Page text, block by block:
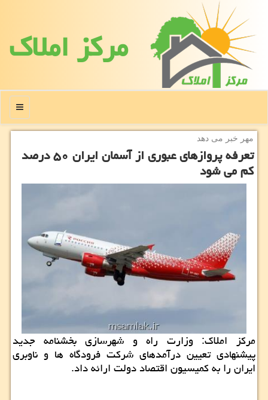
مركز املاك
منو
مهر خبر می دهد
تعرفه پروازهای عبوری از آسمان ایران ۵۰ درصد
كم می شود
مركز املاك: وزارت راه و شهرسازی بخشنامه جدید
پیشنهادی تعیین درآمدهای شركت فرودگاه ها و ناوبری
ایران را به كمیسیون اقتصاد دولت ارائه داد.